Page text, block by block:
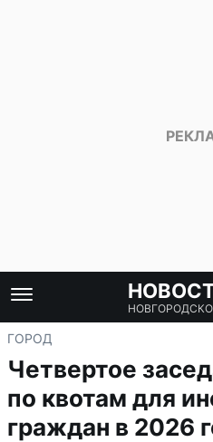
ГОРОД
Четвертое
по квотам для
граждан в 2026